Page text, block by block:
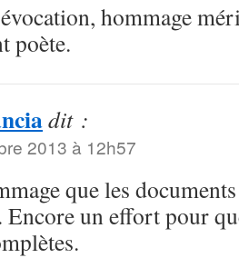
hommage
poète.
dit :
2013 à 12h57
que les
un effort pour